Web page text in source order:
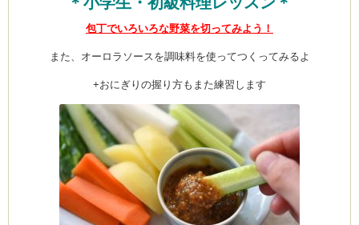
包丁でいろいろな野菜を切ってみよう！
また、オーロラソースを調味料を使ってつくってみるよ
+おにぎりの握り方もまた練習します